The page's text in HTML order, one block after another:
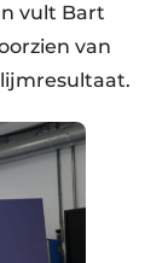
vult Bart
van